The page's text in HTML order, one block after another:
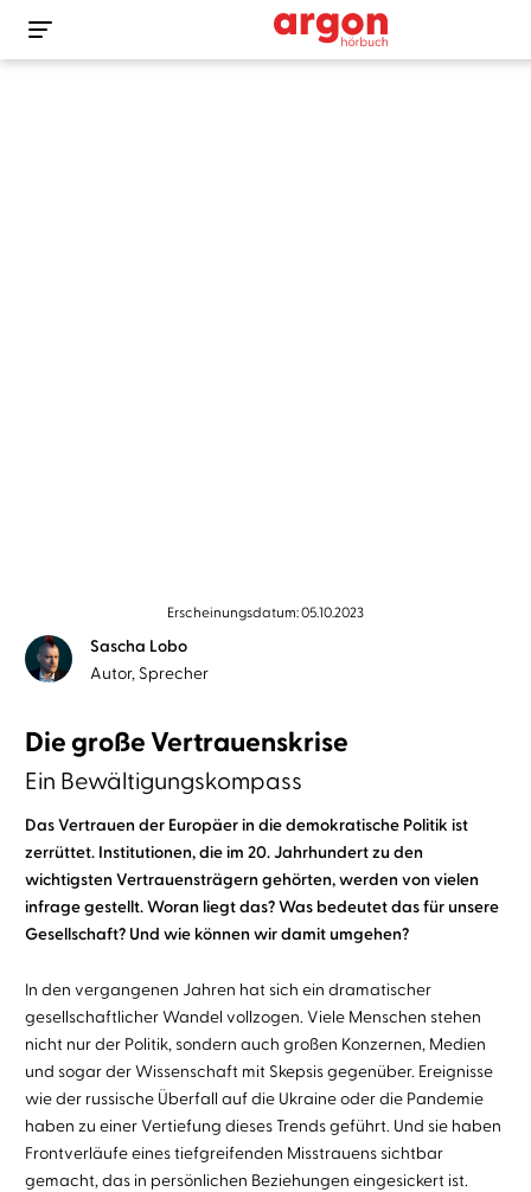
Erscheinungsdatum: 05.10.2023
Sascha Lobo
Autor, Sprecher
Die große Vertrauenskrise
Ein Bewältigungskompass
Das Vertrauen der Europäer in die demokratische Politik ist
zerrüttet. Institutionen, die im 20. Jahrhundert zu den
wichtigsten Vertrauensträgern gehörten, werden von vielen
infrage gestellt. Woran liegt das? Was bedeutet das für unsere
Gesellschaft? Und wie können wir damit umgehen?
In den vergangenen Jahren hat sich ein dramatischer
gesellschaftlicher Wandel vollzogen. Viele Menschen stehen
nicht nur der Politik, sondern auch großen Konzernen, Medien
und sogar der Wissenschaft mit Skepsis gegenüber. Ereignisse
wie der russische Überfall auf die Ukraine oder die Pandemie
haben zu einer Vertiefung dieses Trends geführt. Und sie haben
Frontverläufe eines tiefgreifenden Misstrauens sichtbar
gemacht, das in persönlichen Beziehungen eingesickert ist.